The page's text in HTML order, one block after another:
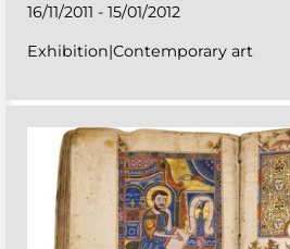
16/11/2011 - 15/01/2012
Exhibition|Contemporary art